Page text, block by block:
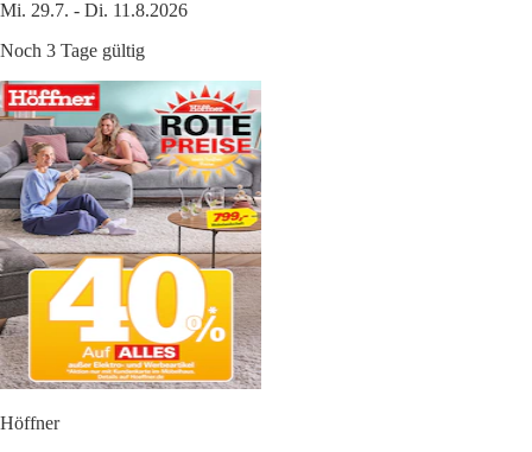
Mi. 29.7. - Di. 11.8.2026
Noch 3 Tage gültig
Höffner